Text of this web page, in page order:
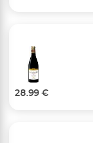
28.99 €